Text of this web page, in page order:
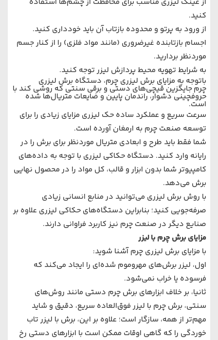
کنید.
از ورود به پرتو و محدوده بازتاب آن باید خودداری کنید.
اجسام بازتابنده غیرضروری (مانند مواد فلزی) را از کنار جسم
موردنظر بردارید.
به شرایط تهویه محیط پردازش لیزر توجه کنید.
باتوجه به مزایای برش لیزری چرم، دستگاه برش لیزری
چرمجایگزین قیچی‌های دستی و برقی سنتی که روشی کند با
حروفچینی دشوار، راندمان پایین و ضایعات متریال‌ها شده
است.
سرعت سریع و عملکرد ساده حک لیزری مزایای زیادی را برای
توسعه صنعت چرم به ارمغان آورده است.
شما فقط باید طرح و ابعادی متریال موردنظر برای برش را در
رایانه وارد کنید. دستگاه حکاکی لیزری با توجه به داده‌های
کامپیوتر شما بدون ابزار و قالب، کل مواد را در محصول نهایی
برش می‌دهد.
با روش برش لیزری می‌توانید در منابع انسانی زیادی
صرفه‌جویی کنید؛ بنابراین دستگاه‌های حکاکی لیزری علاوه بر
صنایع دیگر در صنعت چرم نیز کاربرد فراوانی دارند.
مزایای برش چرم با لیزر
با مزایای برش لیزری چرم آشنا شوید:
اول، لیزر برش‌های مهروموم شده‌ای را ایجاد می‌کند که
فرسوده یا خراب نمی‌شود.
ثانیا، بر خلاف ابزارهای برش چرم دستی مانند روش‌های
سنتی، برش چرم با لیزر فوق‌العاده سریع، دقیق و شاید
مهم‌تر از همه، سازگار است؛ علاوه بر این، برش با لیزر تاب
خوردگی را که گاهی اوقات ممکن است با ابزارهای دستی رخ